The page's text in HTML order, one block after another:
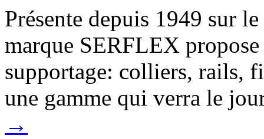
Présente depuis 1949 sur
marque SERFLEX
supportage: colliers, rails,
une gamme qui verra le
→